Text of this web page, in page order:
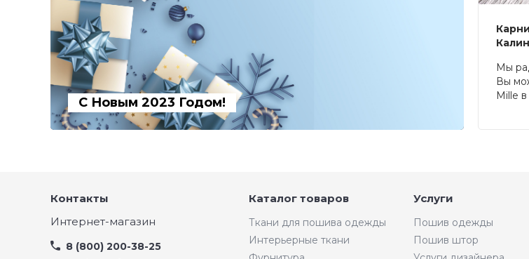
С Новым 2023 Годом!
Мы
Вы
Mille
Контакты
Интернет-магазин
8 (800) 200-38-25
Каталог товаров
Ткани для пошива одежды
Интерьерные ткани
Услуги
Пошив одежды
Пошив штор